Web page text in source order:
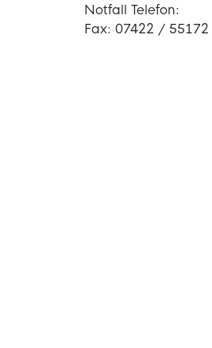
Notfall Telefon:
Fax: 07422 / 55172